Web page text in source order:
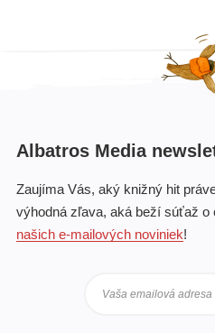
Albatros Media
Zaujíma Vás, aký knižný hit
výhodná zľava, aká beží súťaž o
našich e-mailových noviniek!
Vaša emailová adresa